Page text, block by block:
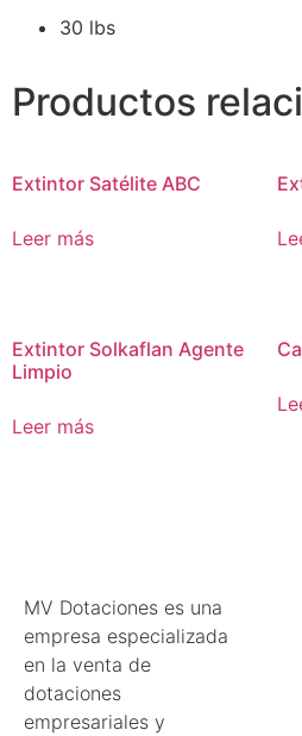
30 lbs
Productos
Extintor Satélite ABC
Leer más
Extintor Solkaflan Agente
Limpio
Leer más
MV Dotaciones es una
empresa especializada
en la venta de
dotaciones
empresariales y